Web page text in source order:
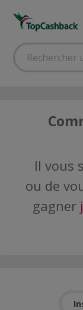
Il vous
ou de
gagner